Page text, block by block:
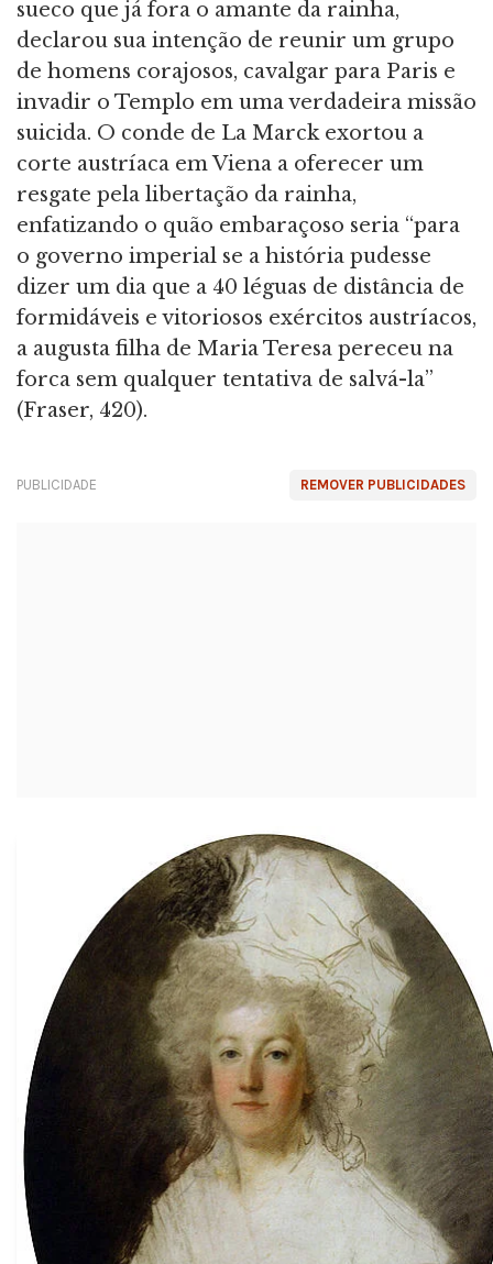
sueco que já fora o amante da rainha,
declarou sua intenção de reunir um grupo
de homens corajosos, cavalgar para Paris e
invadir o Templo em uma verdadeira missão
suicida. O conde de La Marck exortou a
corte austríaca em Viena a oferecer um
resgate pela libertação da rainha,
enfatizando o quão embaraçoso seria “para
o governo imperial se a história pudesse
dizer um dia que a 40 léguas de distância de
formidáveis e vitoriosos exércitos austríacos,
a augusta filha de Maria Teresa pereceu na
forca sem qualquer tentativa de salvá-la”
(Fraser, 420).
REMOVER PUBLICIDADES
PUBLICIDADE